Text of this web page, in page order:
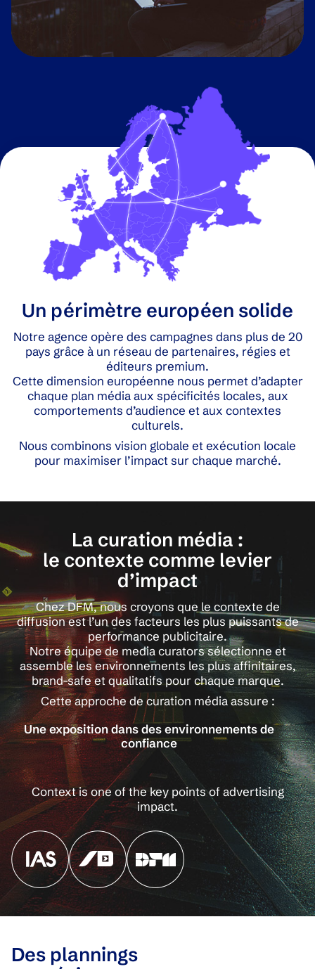
Un périmètre européen solide
Notre agence opère des campagnes dans plus de 20
pays grâce à un réseau de partenaires, régies et
éditeurs premium.
Cette dimension européenne nous permet d’adapter
chaque plan média aux spécificités locales, aux
comportements d’audience et aux contextes
culturels.
Nous combinons vision globale et exécution locale
pour maximiser l’impact sur chaque marché.
La curation média :
le contexte comme levier
d’impact
Chez DFM, nous croyons que le contexte de
diffusion est l’un des facteurs les plus puissants de
performance publicitaire.
Notre équipe de media curators sélectionne et
assemble les environnements les plus affinitaires,
brand-safe et qualitatifs pour chaque marque.
Cette approche de curation média assure :
Une exposition dans des environnements de
confiance
Context is one of the key points of advertising
impact.
Des plannings